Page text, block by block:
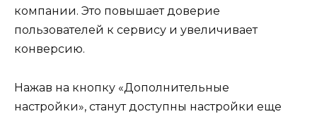
компании. Это повышает доверие
пользователей к сервису и увеличивает
конверсию.
Нажав на кнопку «Дополнительные
настройки», станут доступны настройки еще